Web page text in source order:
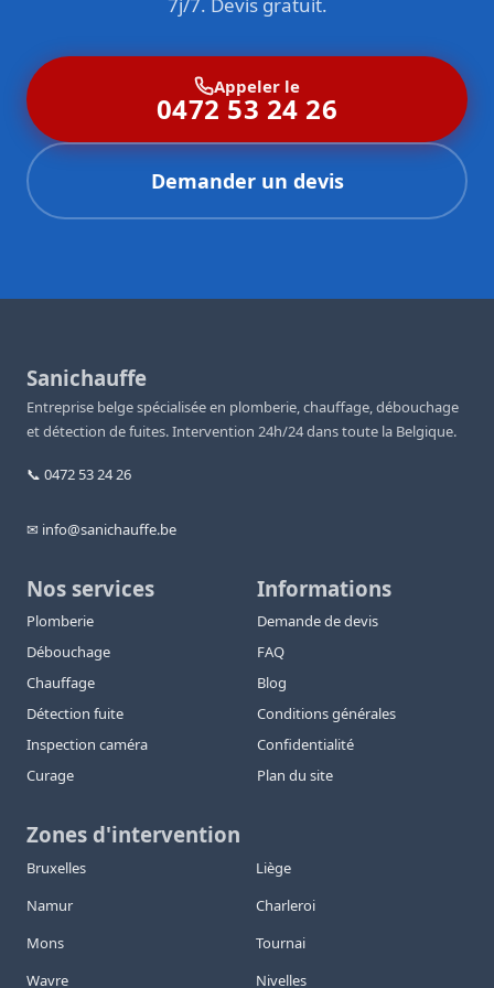
7j/7. Devis gratuit.
Appeler le
0472 53 24 26
Demander un devis
Sanichauffe
Entreprise belge spécialisée en plomberie, chauffage, débouchage
et détection de fuites. Intervention 24h/24 dans toute la Belgique.
📞 0472 53 24 26
✉ info@sanichauffe.be
Nos services
Plomberie
Débouchage
Chauffage
Détection fuite
Inspection caméra
Curage
Informations
Demande de devis
FAQ
Blog
Conditions générales
Confidentialité
Plan du site
Zones d'intervention
Bruxelles
Liège
Namur
Charleroi
Mons
Tournai
Wavre
Nivelles